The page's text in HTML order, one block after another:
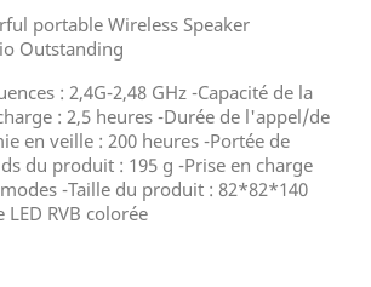
portable Wireless Speaker
Outstanding
: 2,4G-2,48 GHz -Capacité de la
: 2,5 heures -Durée de l'appel/de
en veille : 200 heures -Portée de
du produit : 195 g -Prise en charge
-Taille du produit : 82*82*140
RVB colorée